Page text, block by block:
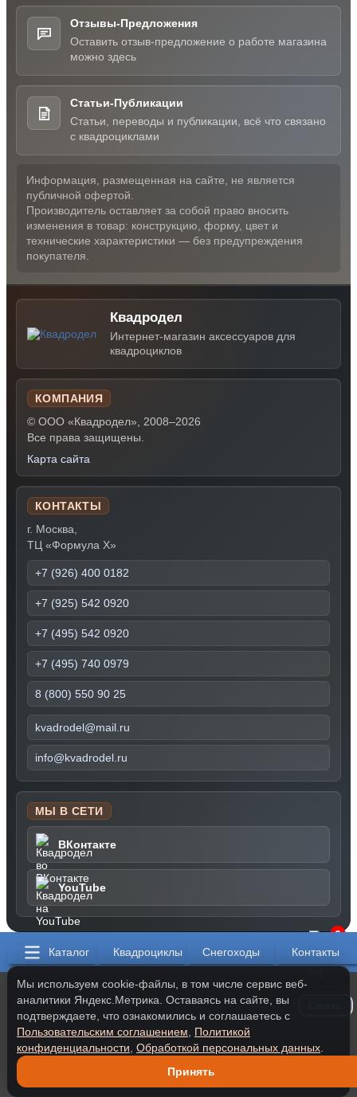
Каталог Квадроциклы Снегоходы Контакты
0
Отзывы-Предложения
Оставить отзыв-предложение о работе магазина
можно здесь
Статьи-Публикации
Статьи, переводы и публикации, всё что связано
с квадроциклами
Информация, размещенная на сайте, не является
публичной офертой.
Производитель оставляет за собой право вносить
изменения в товар: конструкцию, форму, цвет и
технические характеристики — без предупреждения
покупателя.
Квадродел
Интернет-магазин аксессуаров для
квадроциклов
КОМПАНИЯ
© ООО «Квадродел», 2008–2026
Все права защищены.
Карта сайта
КОНТАКТЫ
г. Москва,
ТЦ «Формула Х»
+7 (926) 400 0182
+7 (925) 542 0920
+7 (495) 542 0920
+7 (495) 740 0979
8 (800) 550 90 25
kvadrodel@mail.ru
info@kvadrodel.ru
МЫ В СЕТИ
ВКонтакте
YouTube
Мы используем cookie-файлы, в том числе сервис веб-
аналитики Яндекс.Метрика. Оставаясь на сайте, вы
подтверждаете, что ознакомились и соглашаетесь с
Пользовательским соглашением
Политикой
конфиденциальности Обработкой персональных данных
Принять